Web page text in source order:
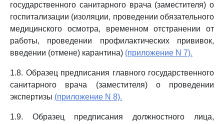
государственного санитарного врача (заместителя) о
госпитализации (изоляции, проведении обязательного
медицинского осмотра, временном отстранении от
работы, проведении профилактических прививок,
введении (отмене) карантина) (приложение N 7).
1.8. Образец предписания главного государственного
санитарного врача (заместителя) о проведении
экспертизы (приложение N 8).
1.9. Образец предписания должностного лица,